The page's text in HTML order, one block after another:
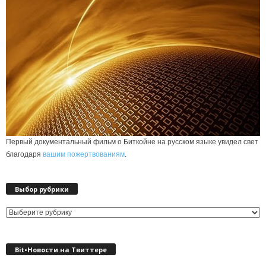
Первый документальный фильм о Биткойне на русском языке увидел свет
благодаря вашим пожертвованиям
Выбор рубрики
Выбор
Bit•Новости на Твиттере